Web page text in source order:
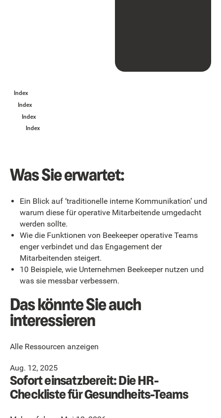
Index
Index
Index
Index
Was Sie erwartet:
Ein Blick auf ‘traditionelle interne Kommunikation’ und
warum diese für operative Mitarbeitende umgedacht
werden sollte.
Wie die Funktionen von Beekeeper operative Teams
enger verbindet und das Engagement der
Mitarbeitenden steigert.
10 Beispiele, wie Unternehmen Beekeeper nutzen und
was sie messbar verbessern.
Das könnte Sie auch
interessieren
Alle Ressourcen anzeigen
Aug. 12, 2025
Sofort einsatzbereit: Die HR-
Checkliste für Gesundheits-Teams